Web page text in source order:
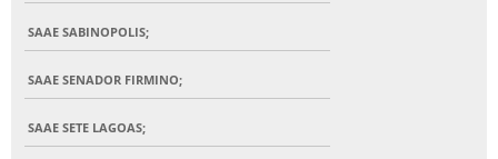
SAAE SABINOPOLIS;
SAAE SENADOR FIRMINO;
SAAE SETE LAGOAS;